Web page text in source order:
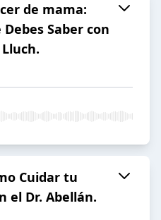
de mama:
Saber con
Cuidar tu
el Dr. Abellán.